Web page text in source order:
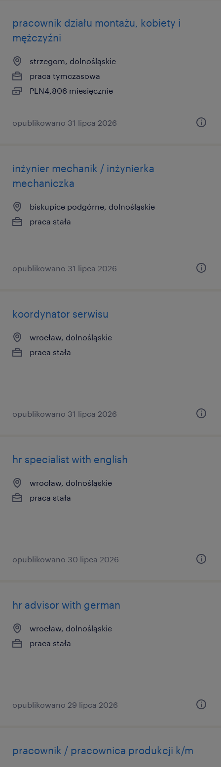
pracownik działu montażu, kobiety i
mężczyźni
strzegom, dolnośląskie
praca tymczasowa
PLN4,806 miesięcznie
opublikowano 31 lipca 2026
inżynier mechanik / inżynierka
mechaniczka
biskupice podgórne, dolnośląskie
praca stała
opublikowano 31 lipca 2026
koordynator serwisu
wrocław, dolnośląskie
praca stała
opublikowano 31 lipca 2026
hr specialist with english
wrocław, dolnośląskie
praca stała
opublikowano 30 lipca 2026
hr advisor with german
wrocław, dolnośląskie
praca stała
opublikowano 29 lipca 2026
pracownik / pracownica produkcji k/m